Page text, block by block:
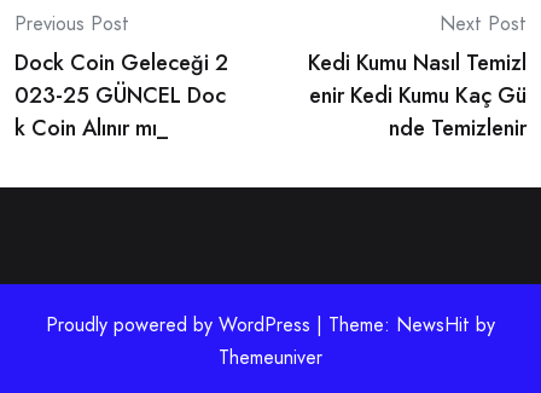
Post
navigation
Previous Post
Dock Coin Geleceği 2
023-25 GÜNCEL Doc
k Coin Alınır mı_
Next Post
Kedi Kumu Nasıl Temizl
enir Kedi Kumu Kaç Gü
nde Temizlenir
Proudly powered by WordPress | Theme: NewsHit by
Themeuniver